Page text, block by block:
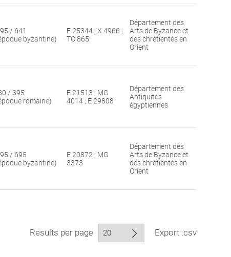
/ 641
byzantine)
E 25344 ; X 4966 ;
TC 865
Département des
Arts de Byzance et
des chrétientés en
Orient
/ 395
romaine)
E 21513 ; MG
4014 ; E 29808
Département des
Antiquités
égyptiennes
/ 695
byzantine)
E 20872 ; MG
3373
Département des
Arts de Byzance et
des chrétientés en
Orient
Results per page Export .csv